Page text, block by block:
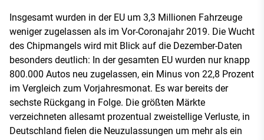
Insgesamt wurden in der EU um 3,3 Millionen Fahrzeuge
weniger zugelassen als im Vor-Coronajahr 2019. Die Wucht
des Chipmangels wird mit Blick auf die Dezember-Daten
besonders deutlich: In der gesamten EU wurden nur knapp
800.000 Autos neu zugelassen, ein Minus von 22,8 Prozent
im Vergleich zum Vorjahresmonat. Es war bereits der
sechste Rückgang in Folge. Die größten Märkte
verzeichneten allesamt prozentual zweistellige Verluste, in
Deutschland fielen die Neuzulassungen um mehr als ein